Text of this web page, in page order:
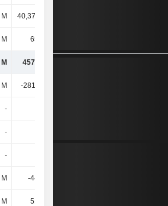
40,37 mil M
6591 M
457 mil M
-281 mil M
-
-
-
-4400 M
5161 M